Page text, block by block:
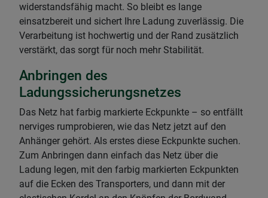
widerstandsfähig macht. So bleibt es lange
einsatzbereit und sichert Ihre Ladung zuverlässig. Die
Verarbeitung ist hochwertig und der Rand zusätzlich
verstärkt, das sorgt für noch mehr Stabilität.
Anbringen des
Ladungssicherungsnetzes
Das Netz hat farbig markierte Eckpunkte – so entfällt
nerviges rumprobieren, wie das Netz jetzt auf den
Anhänger gehört. Als erstes diese Eckpunkte suchen.
Zum Anbringen dann einfach das Netz über die
Ladung legen, mit den farbig markierten Eckpunkten
auf die Ecken des Transporters, und dann mit der